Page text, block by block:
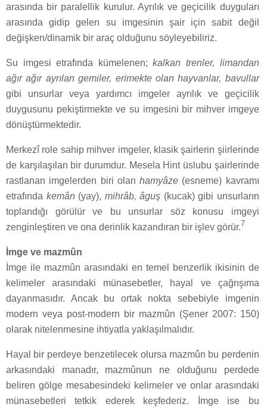
arasında bir paralellik kurulur. Ayrılık ve geçicilik duyguları
arasında gidip gelen su imgesinin şair için sabit değil
değişken/dinamik bir araç olduğunu söyleyebiliriz.
Su imgesi etrafında kümelenen;kalkan trenler, limandan
ağır ağır ayrılan gemiler, erimekte olan hayvanlar, bavullar
gibi unsurlar veya yardımcı imgeler ayrılık ve geçicilik
duygusunu pekiştirmekte ve su imgesini bir mihver imgeye
dönüştürmektedir.
Merkezî role sahip mihver imgeler, klasik şairlerin şiirlerinde
de karşılaşılan bir durumdur. Mesela Hint üslubu şairlerinde
rastlanan imgelerden biri olanhamyâze (esneme) kavramı
etrafında kemân(yay), mihrâb, âguş (kucak) gibi unsurların
toplandığı görülür ve bu unsurlar söz konusu imgeyi
zenginleştiren ve ona derinlik kazandıran bir işlev görür.7
İmge ve mazmûn
İmge ile mazmûn arasındaki en temel benzerlik ikisinin de
kelimeler arasındaki münasebetler, hayal ve çağrışıma
dayanmasıdır. Ancak bu ortak nokta sebebiyle imgenin
modern veya post-modern bir mazmûn (Şener 2007: 150)
olarak nitelenmesine ihtiyatla yaklaşılmalıdır.
Hayal bir perdeye benzetilecek olursa mazmûn bu perdenin
arkasındaki manadır, mazmûnun ne olduğunu perdede
beliren gölge mesabesindeki kelimeler ve onlar arasındaki
münasebetleri tetkik ederek keşfederiz. İmge ise bu